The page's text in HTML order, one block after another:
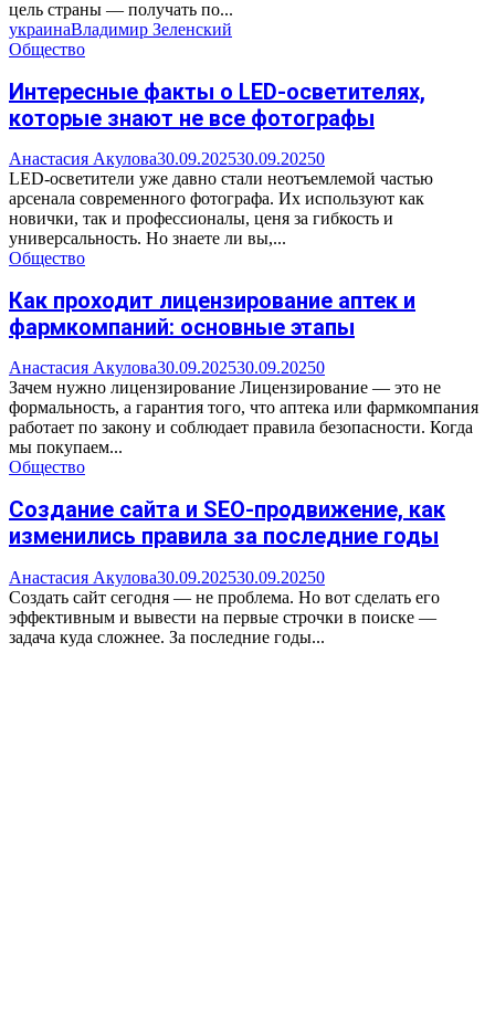
цель страны — получать по...
украинаВладимир Зеленский
Общество
Интересные факты о LED-осветителях,
которые знают не все фотографы
Анастасия Акулова30.09.202530.09.20250
LED-осветители уже давно стали неотъемлемой частью
арсенала современного фотографа. Их используют как
новички, так и профессионалы, ценя за гибкость и
универсальность. Но знаете ли вы,...
Общество
Как проходит лицензирование аптек и
фармкомпаний: основные этапы
Анастасия Акулова30.09.202530.09.20250
Зачем нужно лицензирование Лицензирование — это не
формальность, а гарантия того, что аптека или фармкомпания
работает по закону и соблюдает правила безопасности. Когда
мы покупаем...
Общество
Создание сайта и SEO-продвижение, как
изменились правила за последние годы
Анастасия Акулова30.09.202530.09.20250
Создать сайт сегодня — не проблема. Но вот сделать его
эффективным и вывести на первые строчки в поиске —
задача куда сложнее. За последние годы...